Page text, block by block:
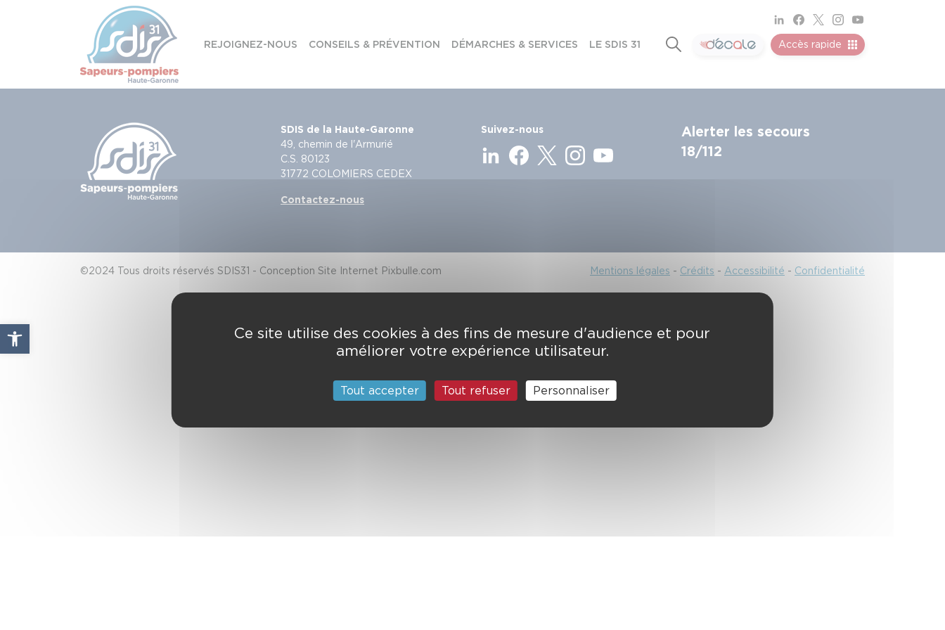
Ouvrir la barre d’outils
REJOIGNEZ-NOUS CONSEILS & PRÉVENTION DÉMARCHES & SERVICES LE SDIS 31 Accès rapide
SDIS de la Haute-Garonne
49, chemin de l'Armurié
C.S. 80123
31772 COLOMIERS CEDEX
Contactez-nous
Suivez-nous
Alerter les secours
18/112
©2024 Tous droits réservés SDIS31 - Conception Site Internet Pixbulle.com Mentions légales - Crédits - Accessibilité - Confidentialité
Panneau de gestion des cookies
Ce site utilise des cookies à des fins de mesure d'audience et pour
améliorer votre expérience utilisateur.
Tout accepter Tout refuser Personnaliser